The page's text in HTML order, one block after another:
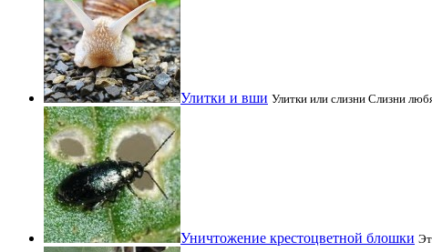
Улитки и вши Улитки или слизни Слизни
Уничтожение крестоцветной блошки